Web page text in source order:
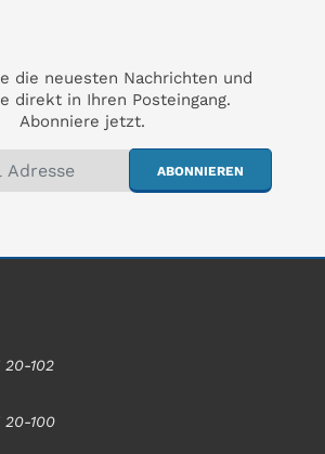
die neuesten Nachrichten und
direkt in Ihren Posteingang.
Abonniere jetzt.
ABONNIEREN
20-102
20-100